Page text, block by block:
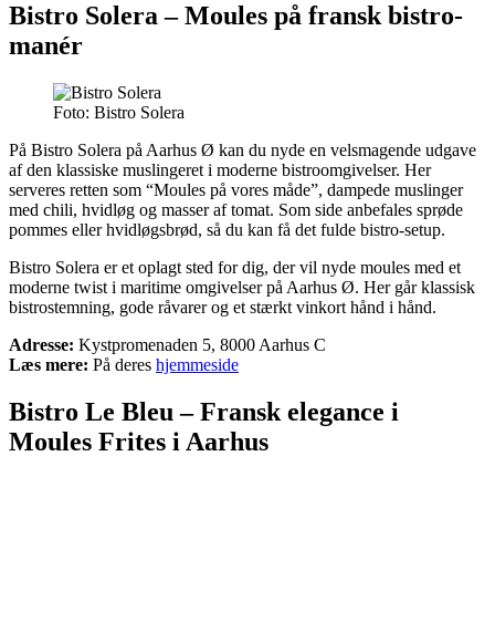
Bistro Solera – Moules på fransk bistro-
manér
Foto: Bistro Solera
På Bistro Solera på Aarhus Ø kan du nyde en velsmagende udgave
af den klassiske muslingeret i moderne bistroomgivelser. Her
serveres retten som “Moules på vores måde”, dampede muslinger
med chili, hvidløg og masser af tomat. Som side anbefales sprøde
pommes eller hvidløgsbrød, så du kan få det fulde bistro-setup.
Bistro Solera er et oplagt sted for dig, der vil nyde moules med et
moderne twist i maritime omgivelser på Aarhus Ø. Her går klassisk
bistrostemning, gode råvarer og et stærkt vinkort hånd i hånd.
Adresse: Kystpromenaden 5, 8000 Aarhus C
Læs mere: På deres hjemmeside
Bistro Le Bleu – Fransk elegance i
Moules Frites i Aarhus